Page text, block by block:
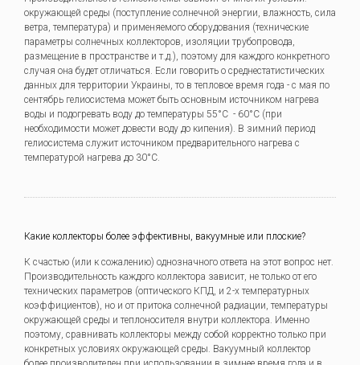
окружающей среды (поступление солнечной энергии, влажность, сила
ветра, температура) и применяемого оборудования (технические
параметры солнечных коллекторов, изоляции трубопровода,
размещение в пространстве и т.д.), поэтому для каждого конкретного
случая она будет отличаться. Если говорить о среднестатистических
данных для территории Украины, то в тепловое время года - с мая по
сентябрь гелиосистема может быть основным источником нагрева
воды и подогревать воду до температуры 55°C - 60°C (при
необходимости может довести воду до кипения). В зимний период
гелиосистема служит источником предварительного нагрева с
температурой нагрева до 30°C.
Какие коллекторы более эффективны, вакуумные или плоские?
К счастью (или к сожалению) однозначного ответа на этот вопрос нет.
Производительность каждого коллектора зависит, не только от его
технических параметров (оптического КПД, и 2-х температурных
коэффициентов), но и от притока солнечной радиации, температуры
окружающей среды и теплоносителя внутри коллектора. Именно
поэтому, сравнивать коллекторы между собой корректно только при
конкретных условиях окружающей среды. Вакуумный коллектор